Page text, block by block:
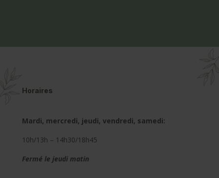
Horaires
Mardi, mercredi, jeudi, vendredi, samedi:
10h/13h – 14h30/18h45
Fermé le jeudi matin